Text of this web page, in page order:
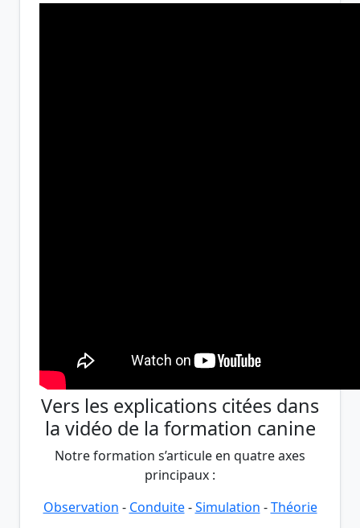
Vers les explications citées dans
la vidéo de la formation canine
Notre formation s’articule en quatre axes
principaux :
Observation - Conduite-Simulation -Théorie